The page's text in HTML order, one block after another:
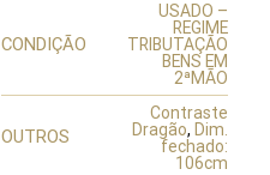
CONDIÇÃO
USADO –
REGIME
TRIBUTAÇÃO
BENS EM
2ªMÃO
OUTROS
Contraste
Dragão, Dim.
fechado:
106cm